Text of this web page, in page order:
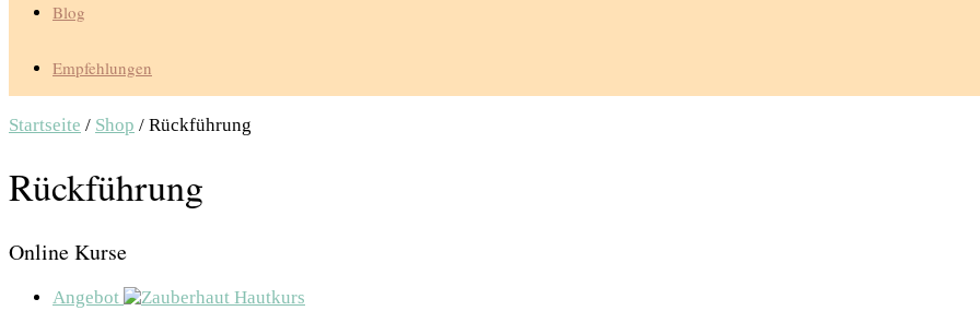
Blog
Empfehlungen
Startseite / Shop / Rückführung
Rückführung
Online Kurse
Angebot